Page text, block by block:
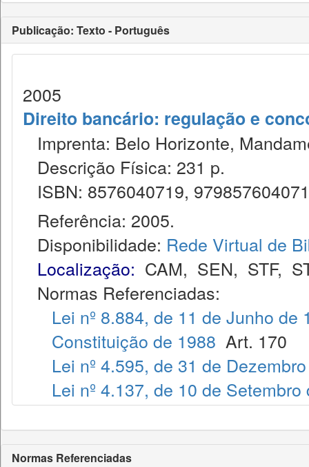
Publicação: Texto - Português
2005
Direito bancário: regulação e
Imprenta: Belo Horizonte,
Descrição Física: 231 p.
ISBN: 8576040719,
Referência: 2005.
Disponibilidade: Rede Virtual de
Localização: CAM, SEN, STF,
Normas Referenciadas:
Lei nº 8.884, de 11 de Junho de
Constituição de 1988 Art. 170
Lei nº 4.595, de 31 de
Lei nº 4.137, de 10 de Setembro
Normas Referenciadas